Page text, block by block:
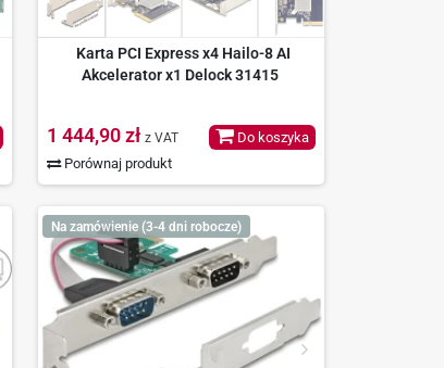
Karta PCI Express x4 Hailo-8 AI
Akcelerator x1 Delock 31415
1 444,90 zł z VAT
Porównaj produkt
Do koszyka
Na zamówienie (3-4 dni robocze)